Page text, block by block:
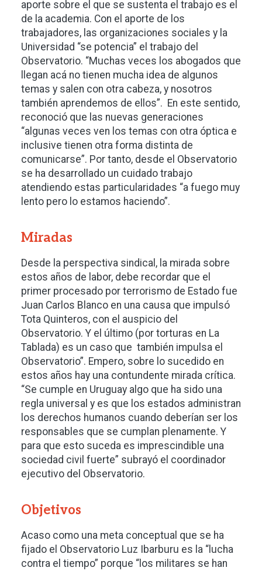
aporte sobre el que se sustenta el trabajo es el
de la academia. Con el aporte de los
trabajadores, las organizaciones sociales y la
Universidad “se potencia” el trabajo del
Observatorio. “Muchas veces los abogados que
llegan acá no tienen mucha idea de algunos
temas y salen con otra cabeza, y nosotros
también aprendemos de ellos”. En este sentido,
reconoció que las nuevas generaciones
“algunas veces ven los temas con otra óptica e
inclusive tienen otra forma distinta de
comunicarse”. Por tanto, desde el Observatorio
se ha desarrollado un cuidado trabajo
atendiendo estas particularidades “a fuego muy
lento pero lo estamos haciendo”.
Miradas
Desde la perspectiva sindical, la mirada sobre
estos años de labor, debe recordar que el
primer procesado por terrorismo de Estado fue
Juan Carlos Blanco en una causa que impulsó
Tota Quinteros, con el auspicio del
Observatorio. Y el último (por torturas en La
Tablada) es un caso que también impulsa el
Observatorio”. Empero, sobre lo sucedido en
estos años hay una contundente mirada crítica.
“Se cumple en Uruguay algo que ha sido una
regla universal y es que los estados administran
los derechos humanos cuando deberían ser los
responsables que se cumplan plenamente. Y
para que esto suceda es imprescindible una
sociedad civil fuerte” subrayó el coordinador
ejecutivo del Observatorio.
Objetivos
Acaso como una meta conceptual que se ha
fijado el Observatorio Luz Ibarburu es la “lucha
contra el tiempo” porque “los militares se han